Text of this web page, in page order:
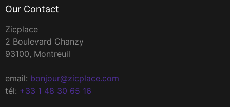
Our Contact
Zicplace
2 Boulevard Chanzy
93100, Montreuil
email: bonjour@zicplace.com
tél: +33 1 48 30 65 16